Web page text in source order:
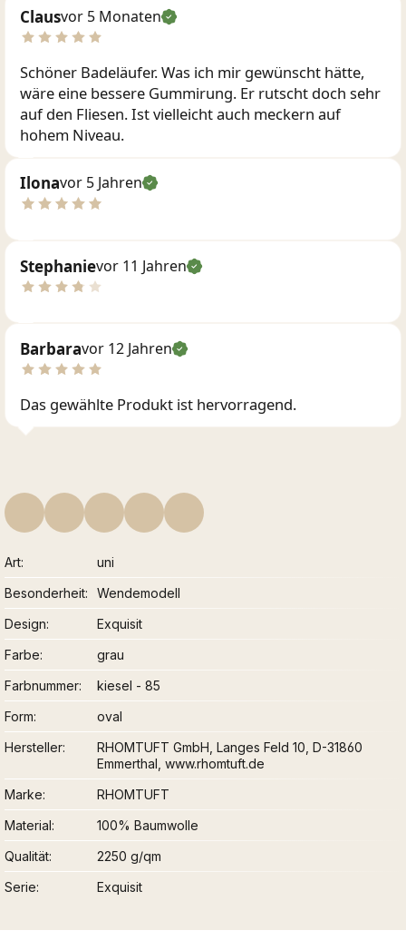
Clausvor 5 Monaten
Schöner Badeläufer. Was ich mir gewünscht hätte,
wäre eine bessere Gummirung. Er rutscht doch sehr
auf den Fliesen. Ist vielleicht auch meckern auf
hohem Niveau.
Ilonavor 5 Jahren
Stephanievor 11 Jahren
Barbaravor 12 Jahren
Das gewählte Produkt ist hervorragend.
Art
uni
Besonderheit
Wendemodell
Design
Exquisit
Farbe
grau
Farbnummer
kiesel - 85
Form
oval
Hersteller
RHOMTUFT GmbH, Langes Feld 10, D-31860
Emmerthal, www.rhomtuft.de
Marke
RHOMTUFT
Material
100% Baumwolle
Qualität
2250 g/qm
Serie
Exquisit